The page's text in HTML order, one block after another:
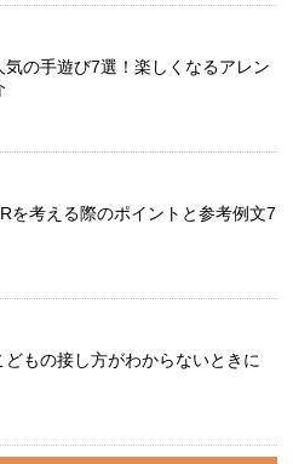
気の手遊び7選！楽しくなるアレン
を考える際のポイントと参考例文7
どもの接し方がわからないときに